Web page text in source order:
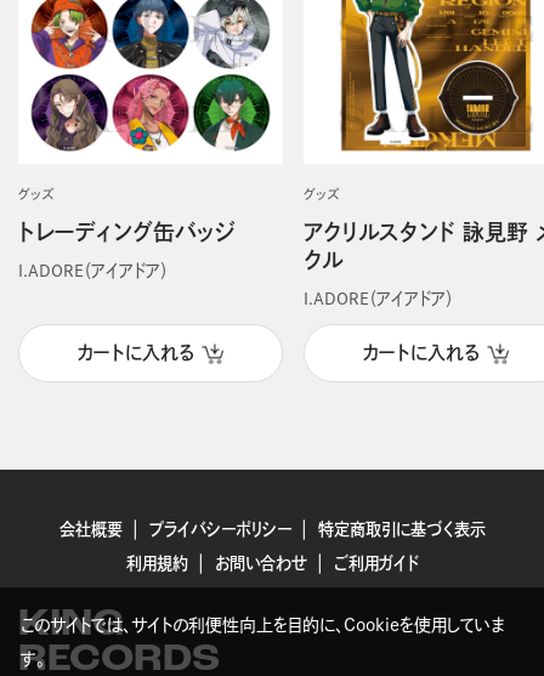
グッズ
トレーディング缶バッジ
I.ADORE（アイアドア）
カートに入れる
グッズ
アクリルスタンド 詠見野
クル
I.ADORE（アイアドア）
カートに入れる
会社概要 プライバシーポリシー
特定商取引に基づく表示
利用規約
お問い合わせ ご利用ガイド
KING
RECORDS
このサイトでは、サイトの利便性向上を目的に、Cookieを使用していま
す。